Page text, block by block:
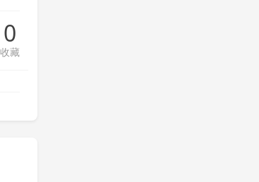
0
收藏